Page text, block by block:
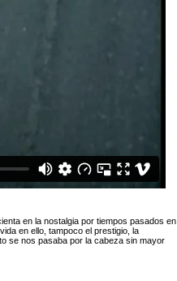
en la nostalgia por tiempos pasados en
en ello, tampoco el prestigio, la
se nos pasaba por la cabeza sin mayor